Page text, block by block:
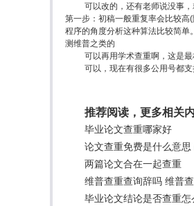
可以改的，还有老师说没事
第一步：初稿一般重复率会比较
程序的角度分析这种算法比较简
测维普之类的
可以再用学术查重啊，这是最
可以，现在有很多公用号都
推荐阅读，更多相关
毕业论文查重哪家好
论文查重免费是什么意
两篇论文合在一起查重
维普查重查询辞吗 维普
毕业论文结论是否查重怎